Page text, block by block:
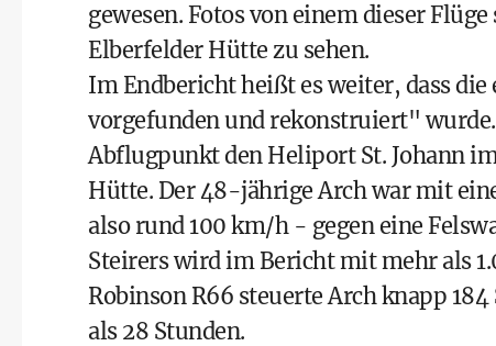
gewesen. Fotos von einem dieser
Elberfelder Hütte zu sehen.
Im Endbericht heißt es weiter, dass
vorgefunden und rekonstruiert"
Abflugpunkt den Heliport St. Johann
Hütte. Der 48-jährige Arch war mit
also rund 100 km/h - gegen eine
Steirers wird im Bericht mit mehr als
Robinson R66 steuerte Arch knapp
als 28 Stunden.